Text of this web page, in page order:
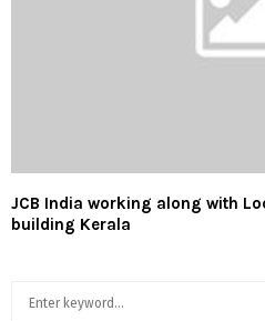
JCB India working along with
building Kerala